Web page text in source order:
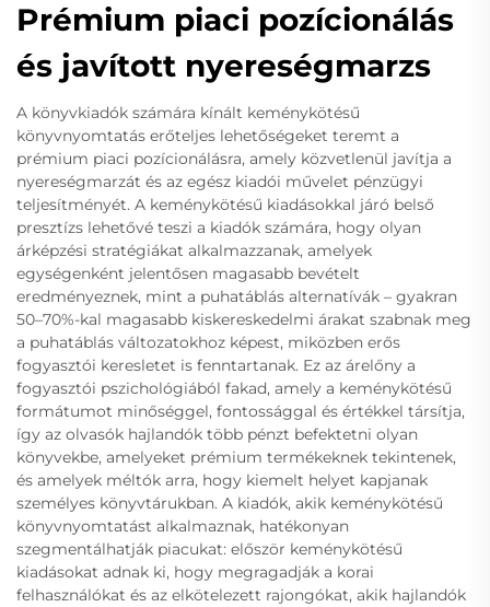
Prémium piaci pozícionálás
és javított nyereségmarzs
A könyvkiadók számára kínált keménykötésű
könyvnyomtatás erőteljes lehetőségeket teremt a
prémium piaci pozícionálásra, amely közvetlenül javítja a
nyereségmarzát és az egész kiadói művelet pénzügyi
teljesítményét. A keménykötésű kiadásokkal járó belső
presztízs lehetővé teszi a kiadók számára, hogy olyan
árképzési stratégiákat alkalmazzanak, amelyek
egységenként jelentősen magasabb bevételt
eredményeznek, mint a puhatáblás alternatívák – gyakran
50–70%-kal magasabb kiskereskedelmi árakat szabnak meg
a puhatáblás változatokhoz képest, miközben erős
fogyasztói keresletet is fenntartanak. Ez az árelőny a
fogyasztói pszichológiából fakad, amely a keménykötésű
formátumot minőséggel, fontossággal és értékkel társítja,
így az olvasók hajlandók több pénzt befektetni olyan
könyvekbe, amelyeket prémium termékeknek tekintenek,
és amelyek méltók arra, hogy kiemelt helyet kapjanak
személyes könyvtárukban. A kiadók, akik keménykötésű
könyvnyomtatást alkalmaznak, hatékonyan
szegmentálhatják piacukat: először keménykötésű
kiadásokat adnak ki, hogy megragadják a korai
felhasználókat és az elkötelezett rajongókat, akik hajlandók